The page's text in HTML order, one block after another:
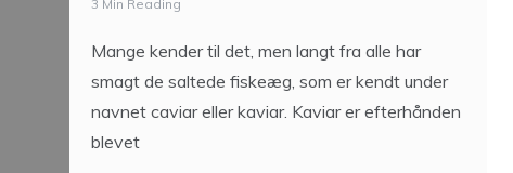
Kryptovaluta er
aktieverdenens svar på
hummer og kaviar